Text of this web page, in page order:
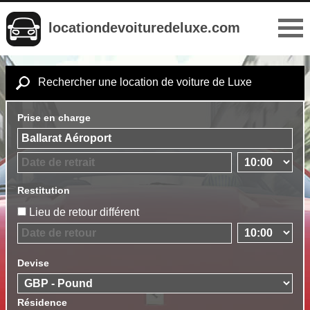
locationdevoituredeluxe.com
Rechercher une location de voiture de Luxe
Prise en charge
Restitution
Lieu de retour différent
Devise
Résidence